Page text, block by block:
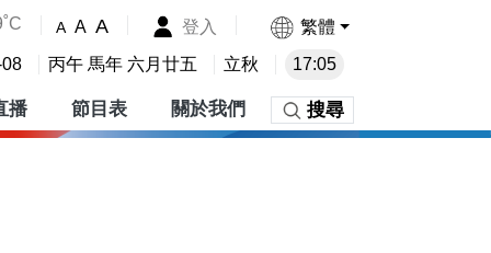
A A A 登入 繁體
丙午 馬年 六月廿五 立秋 17:05
播 節目表 關於我們 搜尋